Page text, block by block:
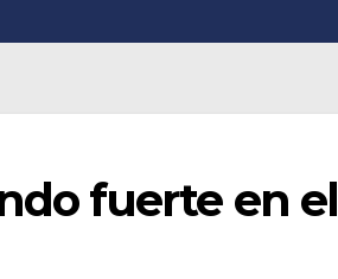
fuerte en el